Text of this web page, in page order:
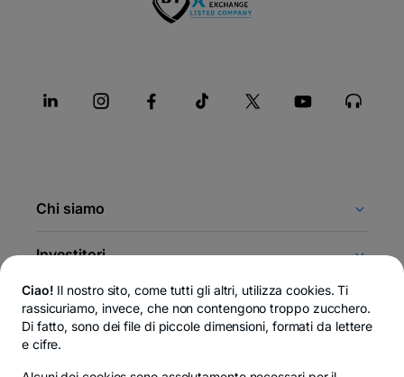
Chi siamo
Investitori
Gruppo finanziario BT
Legale
Ciao! Il nostro sito, come tutti gli altri, utilizza cookies. Ti
rassicuriamo, invece, che non contengono troppo zucchero.
Di fatto, sono dei file di piccole dimensioni, formati da lettere
e cifre.